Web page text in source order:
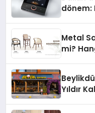
dönem:
Metal
mi?
Yıldır